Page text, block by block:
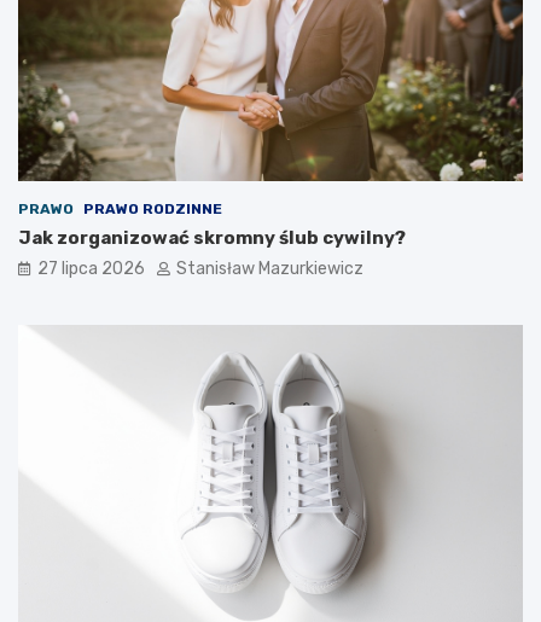
PRAWO PRAWO RODZINNE
Jak zorganizować skromny ślub cywilny?
27 lipca 2026 Stanisław Mazurkiewicz